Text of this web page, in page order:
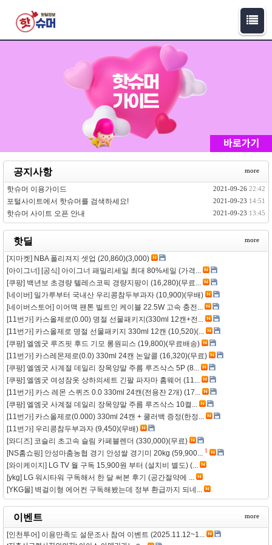
공지사항
핫슈머 이용가이드 2021-09-26 22:42
포털사이트에서 핫슈머를 검색하세요! 2021-09-23 14:51
핫슈머 사이트 오픈 안내 2021-09-23 13:45
more
핫딜
[지마켓] NBA 폴리져지 셋업 (20,860)(3,000)
[아이그너] [공식] 아이그너 패밀리세일 최대 80%세일 (가격...
[쿠팡] 백년보 초경량 텔레스코픽 경량지팡이 (16,280)(무료...
[네이버] 밀가루부터 국내산 우리콩참두부과자 (10,900)(무배)
[네이버스토어] 이어맥 팬톤 빌트인 케이블 22.5W 고속 충전...
[11번가] 카스올제로(0.00) 명절 선물패키지(330ml 12캔+전...
[11번가] 카스올제로 명절 선물패키지 330ml 12캔 (10,520)(...
[쿠팡] 엘엠굿 루즈핏 후드 기모 롱원피스 (19,800)(무료배송)
[11번가] 카스레몬제로(0.0) 330ml 24캔 논알콜 (16,320)(무료)
[쿠팡] 엘엠굿 사계절 데일리 장목양말 주름 루즈삭스 5P (8...
[쿠팡] 엘엠굿 여성잠옷 상하의세트 긴팔 파자마 홈웨어 (11...
[11번가] 카스 레몬 스퀴즈 0.0 330ml 24캔(전용잔 2개) (17...
[쿠팡] 엘엠굿 사계절 데일리 장목양말 주름 루즈삭스 10켤...
[11번가] 카스올제로(0.000) 330ml 24캔 + 쿨러백 증정(한정...
[11번가] 우리콩참두부과자 (9,450)(무배)
[와디즈] 코슬리 초고속 슬림 카페블렌더 (330,000)(무료)
[NS홈쇼핑] 안성마춤농협 경기 안성쌀 경기미 20kg (59,900... 1
[와이케이지] LG TV 월 구독 15,900원 부터 (설치비 별도) (...
[ykg] LG 워시타워 구독해서 한 달 써본 후기 (공간절약에 ...
[YKG몰] 벽걸이형 에어컨 구독해봤는데 정부 환급까지 되네...
more
이벤트
[인천투어] 이용만족도 설문조사 참여 이벤트 (2025.11.12~1...
more